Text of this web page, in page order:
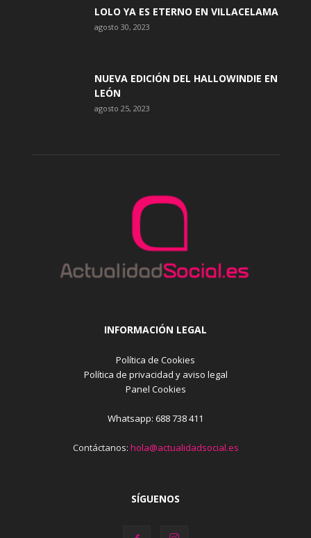
LOLO YA ES ETERNO EN VILLACELAMA
agosto 30, 2023
NUEVA EDICIÓN DEL HALLOWINDIE EN
LEÓN
agosto 25, 2023
INFORMACIÓN LEGAL
Política de Cookies
Política de privacidad y aviso legal
Panel Cookies
Whatsapp: 688 738 411
Contáctanos: hola@actualidadsocial.es
SÍGUENOS